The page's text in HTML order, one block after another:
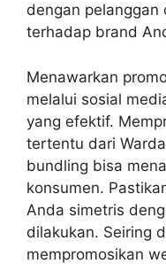
dengan pelanggan
terhadap brand
Menawarkan
melalui sosial
yang efektif.
tertentu dari
bundling bisa
konsumen.
Anda simetris
dilakukan. Seiring
mempromosikan